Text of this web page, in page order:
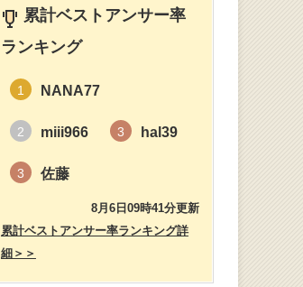
累計ベストアンサー率
ランキング
1 NANA77
2 miii966 3 hal39
3 佐藤
8月6日09時41分更新
累計ベストアンサー率ランキング詳
細＞＞